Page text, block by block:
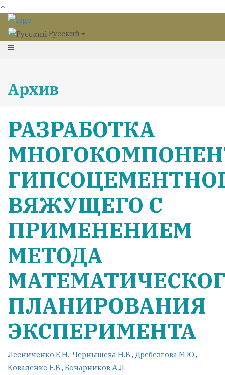
Русский
Архив
РАЗРАБОТКА
ВЯЖУЩЕГО С
ПРИМЕНЕНИЕМ
МЕТОДА
ПЛАНИРОВАНИЯ
ЭКСПЕРИМЕНТА
Лесниченко Е.Н., Чернышева Н.В., Дребезгова М.Ю.,
Коваленко Е.В., Бочарников А.Л.